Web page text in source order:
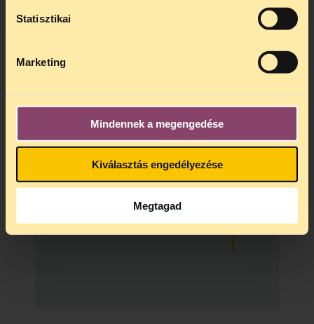
Statisztikai
Marketing
Mindennek a megengedése
Kiválasztás engedélyezése
Megtagad
ezidő alatt is elér minket.